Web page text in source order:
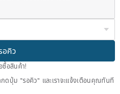
อคิว
ซื้อสินค้า!
ปุ่ม "รอคิว" และเราจะแจ้งเตือนคุณทันที